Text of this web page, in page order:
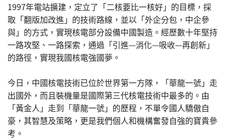
1997年電站擴建，定立了「二核要比一核好」的目標，採
取「翻版加改進」的技術路線，並以「外企分包，中企參
與」的方式，實現核電部分設備中國製造。經歷數十年堅持
一路攻堅、一路探索，通過「引進—消化—吸收—再創新」
的路徑，實現我國核電強國夢。
今日，中國核電技術已位於世界第一方隊，「華龍一號」走
出國外，而且裝機量是國際第三代核電技術中最多的。由
「黃金人」走到「華龍一號」的歷程，不單令國人驕傲自
豪，其智慧及策略，更是我們個人和機構奮發自強的寶貴參
考。